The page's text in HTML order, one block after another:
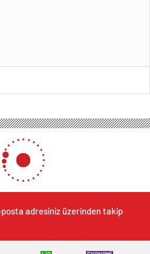
adresiniz üzerinden takip